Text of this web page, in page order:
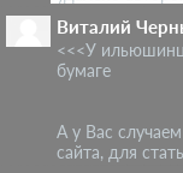
Виталий
<<<У
бумаге
А у Вас
сайта, для